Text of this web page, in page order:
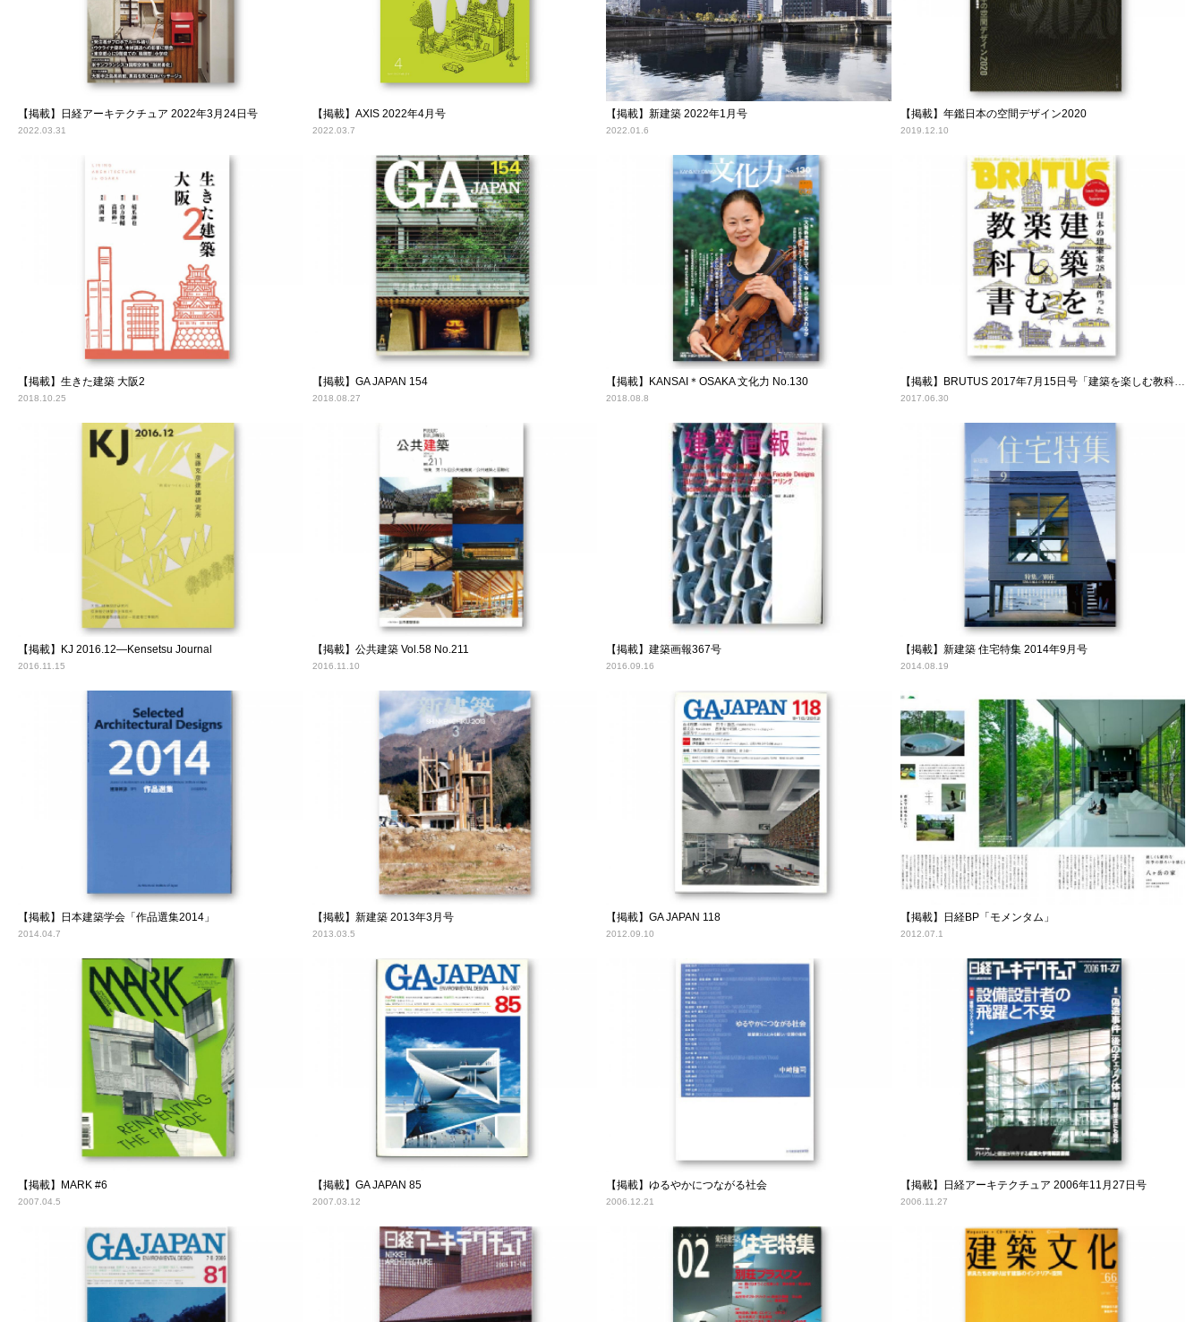
【掲載】日経アーキテクチュア 2022年3月24日号
2022.03.31
【掲載】AXIS 2022年4月号
2022.03.7
【掲載】新建築 2022年1月号
2022.01.6
【掲載】年鑑日本の空間デザイン2020
2019.12.10
【掲載】生きた建築 大阪2
2018.10.25
【掲載】GA JAPAN 154
2018.08.27
【掲載】KANSAI＊OSAKA 文化力 No.130
2018.08.8
【掲載】BRUTUS 2017年7月15日号「建築を楽しむ教科書」
2017.06.30
【掲載】KJ 2016.12―Kensetsu Journal
2016.11.15
【掲載】公共建築 Vol.58 No.211
2016.11.10
【掲載】建築画報367号
2016.09.16
【掲載】新建築 住宅特集 2014年9月号
2014.08.19
【掲載】日本建築学会「作品選集2014」
2014.04.7
【掲載】新建築 2013年3月号
2013.03.5
【掲載】GA JAPAN 118
2012.09.10
【掲載】日経BP「モメンタム」
2012.07.1
【掲載】MARK #6
2007.04.5
【掲載】GA JAPAN 85
2007.03.12
【掲載】ゆるやかにつながる社会
2006.12.21
【掲載】日経アーキテクチュア 2006年11月27日号
2006.11.27